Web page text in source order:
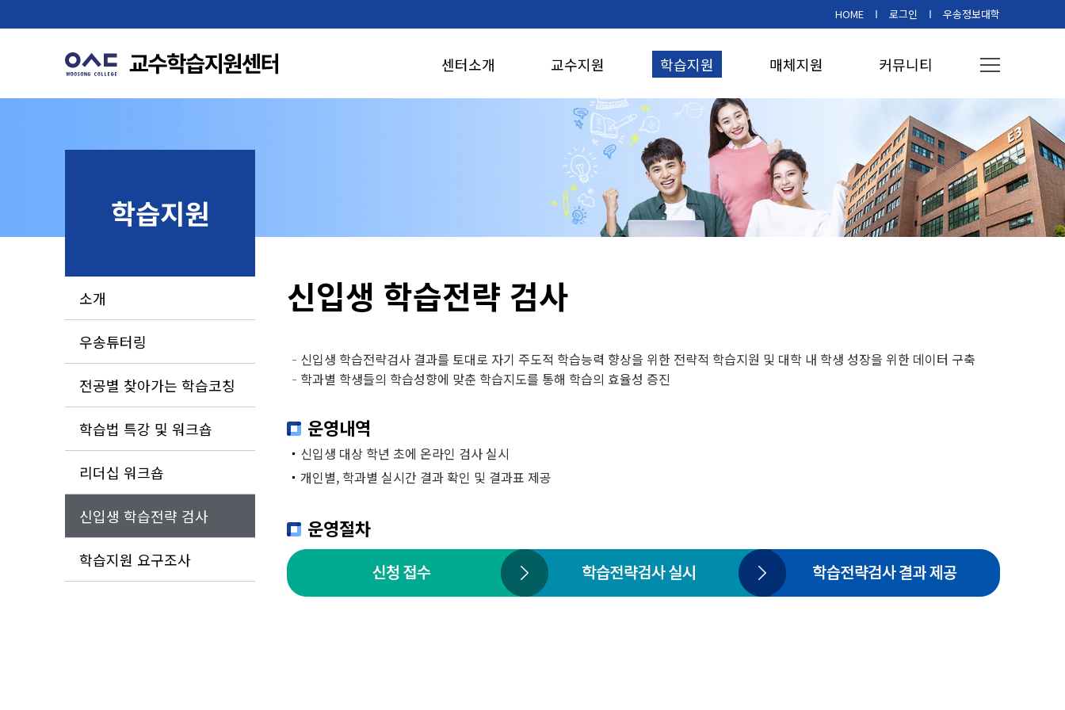
HOME 로그인 우송정보대학
센터소개 교수지원 학습지원 매체지원 커뮤니티
학습지원
소개
우송튜터링
전공별 찾아가는 학습코칭
학습법 특강 및 워크숍
리더십 워크숍
신입생 학습전략 검사
학습지원 요구조사
신입생 학습전략 검사
신입생 학습전략검사 결과를 토대로 자기 주도적 학습능력 향상을 위한 전략적 학습지원 및 대학 내 학생 성장을 위한 데이터 구축
학과별 학생들의 학습성향에 맞춘 학습지도를 통해 학습의 효율성 증진
운영내역
신입생 대상 학년 초에 온라인 검사 실시
개인별, 학과별 실시간 결과 확인 및 결과표 제공
운영절차